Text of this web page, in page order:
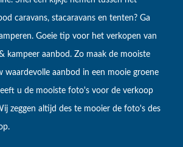
caravans, stacaravans en tenten? Ga
Goeie tip voor het verkopen van
kampeer aanbod. Zo maak de mooiste
waardevolle aanbod in een mooie groene
u de mooiste foto's voor de verkoop
zeggen altijd des te mooier de foto's des